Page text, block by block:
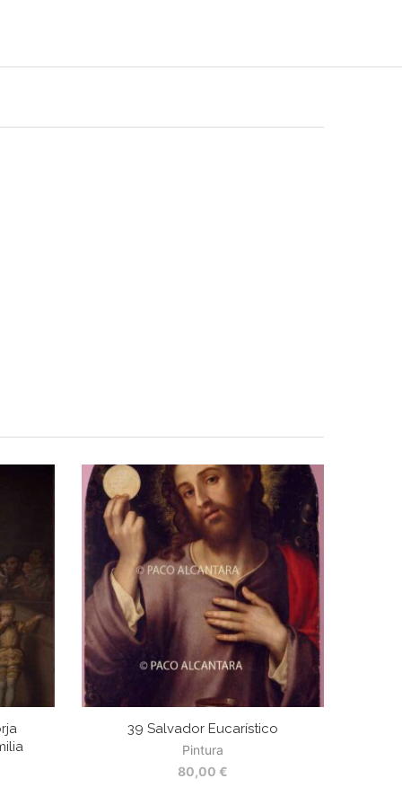
39 Salvador Eucarístico
Pintura
80,00 €